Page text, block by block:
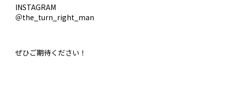
INSTAGRAM
＠the_turn_right_man
ぜひご期待ください！